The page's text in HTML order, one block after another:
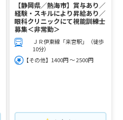
【静岡県／熱海市】賞与あり／
経験・スキルにより昇給あり／
眼科クリニックにて視能訓練士
募集＜非常勤＞
ＪＲ伊東線「来宮駅」（徒歩
10分）
【その他】1400円 ～ 2500円